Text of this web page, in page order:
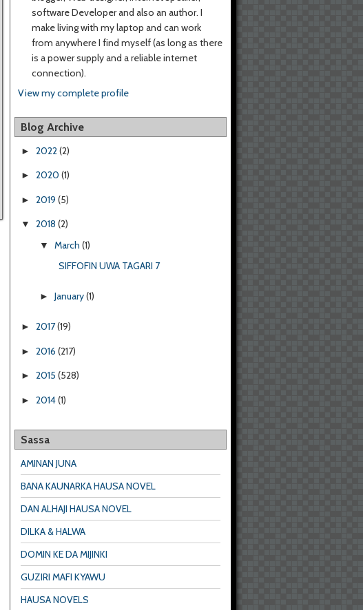
software Developer and also an author. I
make living with my laptop and can work
from anywhere I find myself (as long as there
is a power supply and a reliable internet
connection).
View my complete profile
Blog Archive
► 2022 (2)
► 2020 (1)
► 2019 (5)
▼ 2018 (2)
▼ March (1)
SIFFOFIN UWA TAGARI 7
► January(1)
► 2017(19)
► 2016 (217)
► 2015 (528)
► 2014(1)
Sassa
AMINAN JUNA
BANA KAUNARKA HAUSA NOVEL
DAN ALHAJI HAUSA NOVEL
DILKA & HALWA
DOMIN KE DA MIJINKI
GUZIRI MAFI KYAWU
HAUSA NOVELS